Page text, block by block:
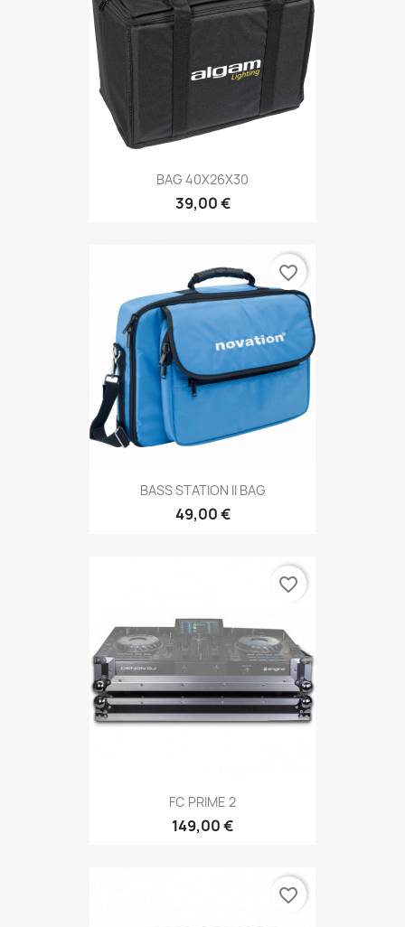
BAG 40X26X30
39,00 €
BASS STATION II BAG
49,00 €
favorite_border
FC PRIME 2
149,00 €
favorite_border
favorite_border